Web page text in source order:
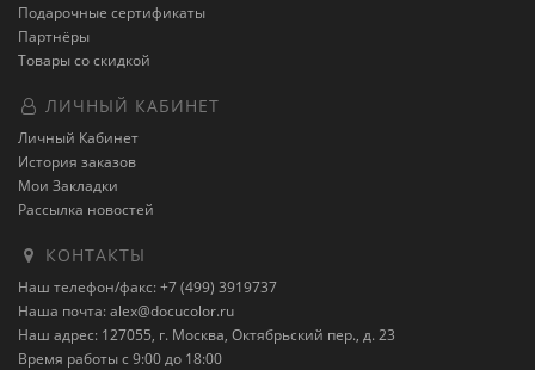
Подарочные сертификаты
Партнёры
Товары со скидкой
ЛИЧНЫЙ КАБИНЕТ
Личный Кабинет
История заказов
Мои Закладки
Рассылка новостей
КОНТАКТЫ
Наш телефон/факс: +7 (499) 3919737
Наша почта: alex@docucolor.ru
Наш адрес: 127055, г. Москва, Октябрьский пер., д. 23
Время работы с 9:00 до 18:00